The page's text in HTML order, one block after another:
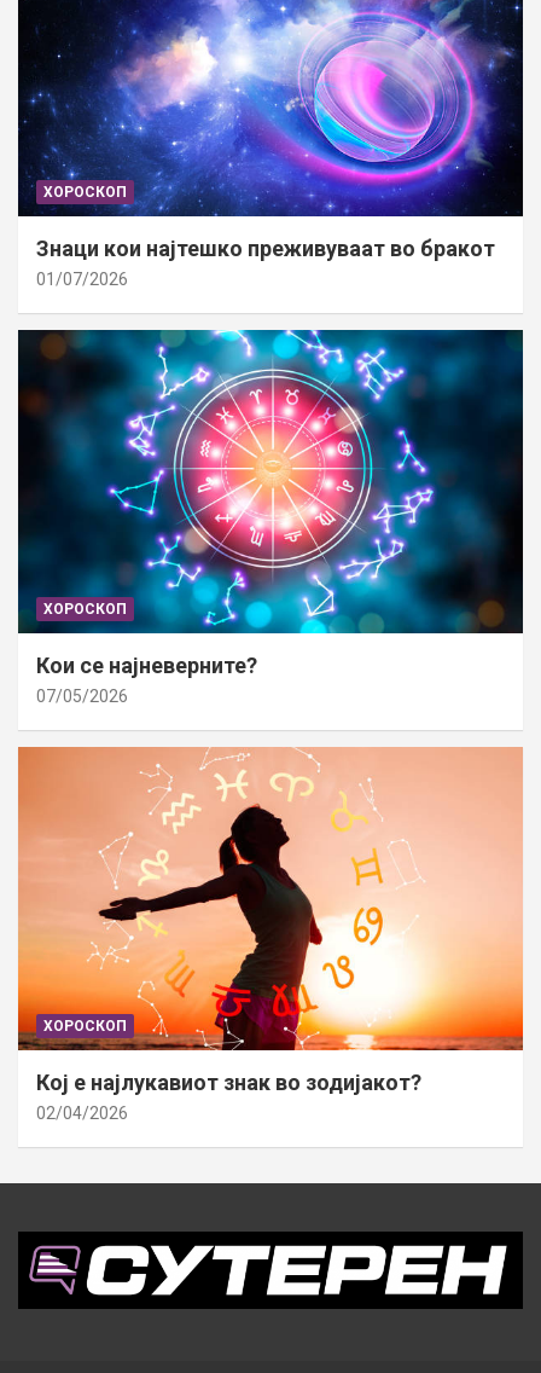
ХОРОСКОП
Знаци кои најтешко преживуваат во бракот
01/07/2026
ХОРОСКОП
Кои се најневерните?
07/05/2026
ХОРОСКОП
Кој е најлукавиот знак во зодијакот?
02/04/2026